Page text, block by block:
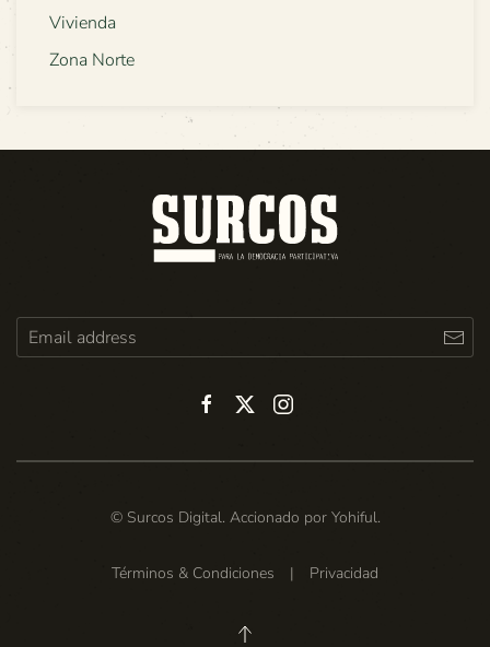
Vivienda
Zona Norte
© Surcos Digital. Accionado por Yohiful.
Términos & Condiciones | Privacidad